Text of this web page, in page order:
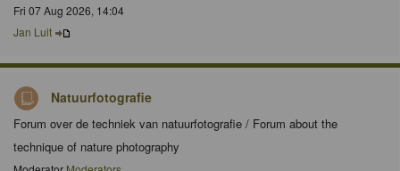
Fri 07 Aug 2026, 14:04
Jan Luit
Natuurfotografie
Forum over de techniek van natuurfotografie / Forum about the
technique of nature photography